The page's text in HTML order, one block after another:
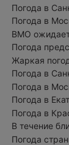
Погода в
Погода в
ВМО
Погода
Жаркая
Погода в
Погода в
Погода в
Погода в
В течение
Погода